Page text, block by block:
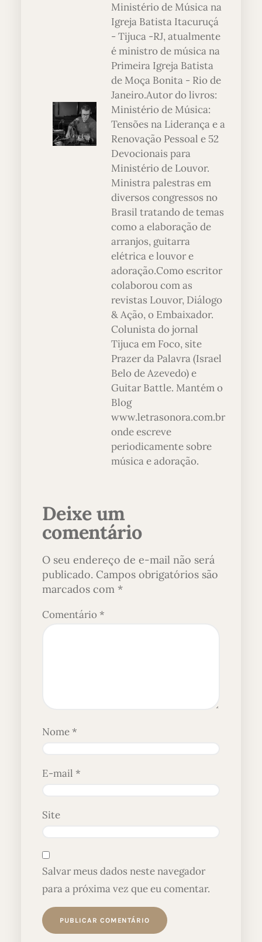
Ministério de Música na
Igreja Batista Itacuruçá
- Tijuca -RJ, atualmente
é ministro de música na
Primeira Igreja Batista
de Moça Bonita - Rio de
Janeiro.Autor do livros:
Ministério de Música:
Tensões na Liderança e a
Renovação Pessoal e 52
Devocionais para
Ministério de Louvor.
Ministra palestras em
diversos congressos no
Brasil tratando de temas
como a elaboração de
arranjos, guitarra
elétrica e louvor e
adoração.Como escritor
colaborou com as
revistas Louvor, Diálogo
& Ação, o Embaixador.
Colunista do jornal
Tijuca em Foco, site
Prazer da Palavra (Israel
Belo de Azevedo) e
Guitar Battle. Mantém o
Blog
www.letrasonora.com.br
onde escreve
periodicamente sobre
música e adoração.
Deixe um
comentário
O seu endereço de e-mail não será
publicado. Campos obrigatórios são
marcados com *
Comentário*
Nome*
E-mail *
Site
Salvar meus dados neste navegador
para a próxima vez que eu comentar.